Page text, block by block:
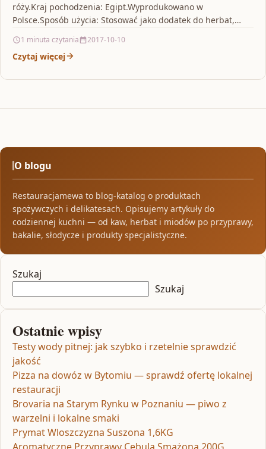
róży.Kraj pochodzenia: Egipt.Wyprodukowano w
Polsce.Sposób użycia: Stosować jako dodatek do herbat,
1 minuta czytania 2017-10-10
Czytaj więcej
O blogu
Restauracjamewa to blog-katalog o produktach
spożywczych i delikatesach. Opisujemy artykuły do
codziennej kuchni — od kaw, herbat i miodów po przyprawy,
bakalie, słodycze i produkty specjalistyczne.
Szukaj
Szukaj
Ostatnie wpisy
Testy wody pitnej: jak szybko i rzetelnie sprawdzić
jakość
Pizza na dowóz w Bytomiu — sprawdź ofertę lokalnej
restauracji
Brovaria na Starym Rynku w Poznaniu — piwo z
warzelni i lokalne smaki
Prymat Wloszczyzna Suszona 1,6KG